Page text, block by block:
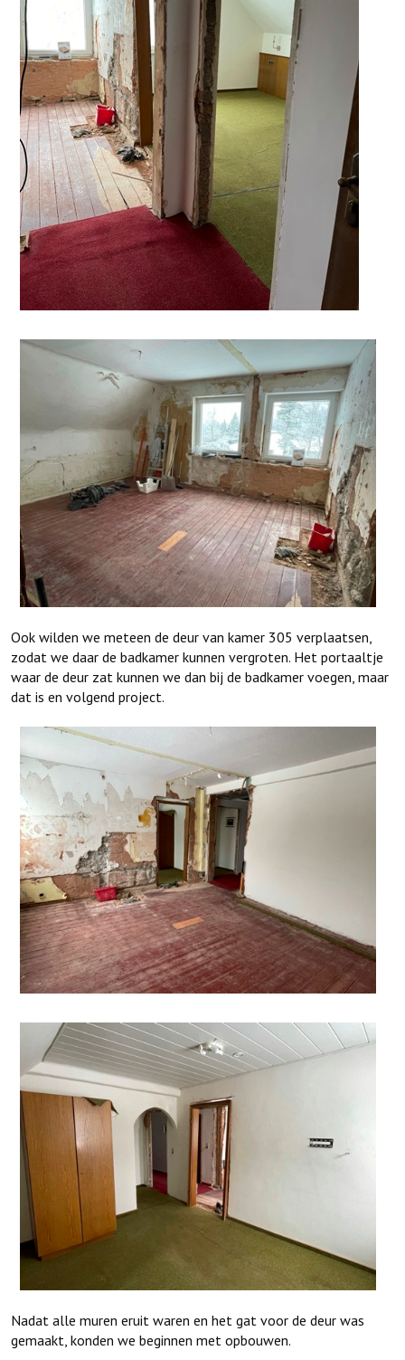
Ook wilden we meteen de deur van kamer 305 verplaatsen,
zodat we daar de badkamer kunnen vergroten. Het portaaltje
waar de deur zat kunnen we dan bij de badkamer voegen, maar
dat is en volgend project.
Nadat alle muren eruit waren en het gat voor de deur was
gemaakt, konden we beginnen met opbouwen.